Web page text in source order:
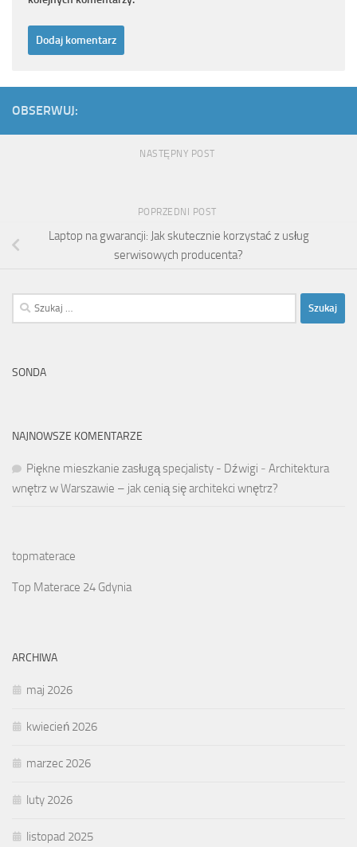
OBSERWUJ:
NASTĘPNY POST
POPRZEDNI POST
Laptop na gwarancji: Jak skutecznie korzystać z usług
serwisowych producenta?
Szukaj:
SONDA
NAJNOWSZE KOMENTARZE
Piękne mieszkanie zasługą specjalisty - Dźwigi - Architektura
wnętrz w Warszawie – jak cenią się architekci wnętrz?
topmaterace
Top Materace 24 Gdynia
ARCHIWA
maj 2026
kwiecień 2026
marzec 2026
luty 2026
listopad 2025